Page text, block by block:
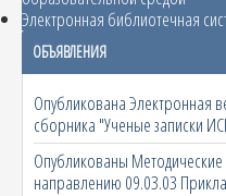
Электронная библиотечная
ОБЪЯВЛЕНИЯ
Опубликована Электронная
сборника "Ученые записки
Опубликованы
направлению 09.03.03